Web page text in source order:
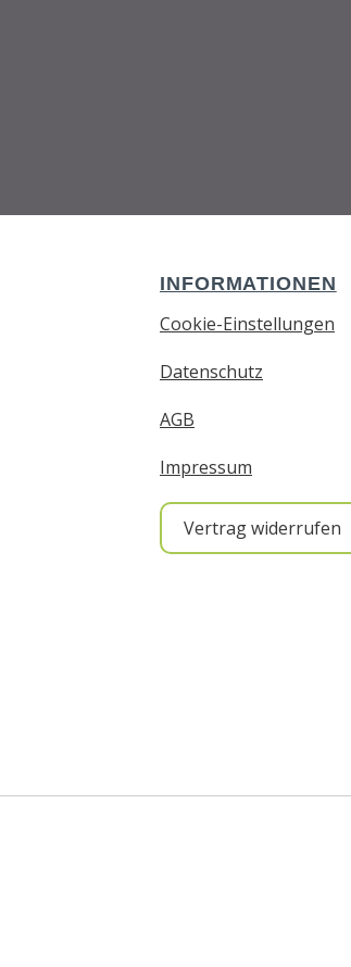
INFORMATIONEN
Cookie-Einstellungen
Datenschutz
AGB
Impressum
Vertrag widerrufen